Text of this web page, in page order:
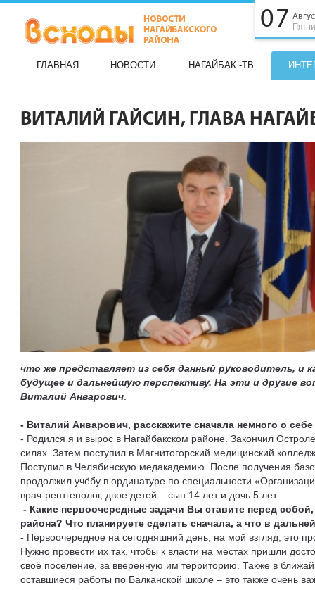
07
ГЛАВНАЯ НОВОСТИ НАГАЙБАК -ТВ
ВИТАЛИЙ ГАЙСИН, ГЛАВА
что же представляет из себя данный руководитель, и
будущее и дальнейшую перспективу. На эти и другие
Виталий Анварович
- Виталий Анварович, расскажите сначала немного о
- Родился я и вырос в Нагайбакском районе. Закончил
силах. Затем поступил в Магнитогорский медицинский
Поступил в Челябинскую медакадемию. После получения
продолжил учёбу в ординатуре по специальности
врач-рентгенолог, двое детей – сын 14 лет и дочь 5 лет.
- Какие первоочередные задачи Вы ставите перед собой,
района? Что планируете сделать сначала, а что в
- Первоочередное на сегодняшний день, на мой взгляд, это
Нужно провести их так, чтобы к власти на местах пришли
своё поселение, за вверенную им территорию. Также в
оставшиеся работы по Балканской школе – это также очень